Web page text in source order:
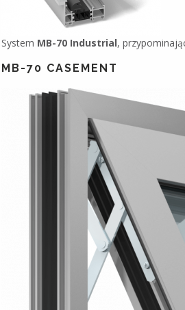
System MB-70 Industrial,
MB-70 CASEMENT